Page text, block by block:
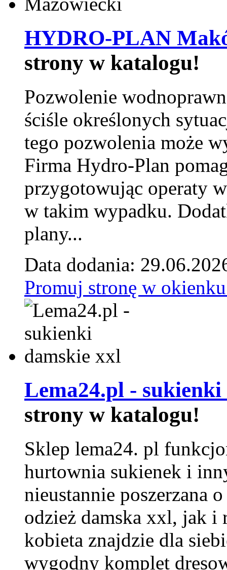
HYDRO-PLAN
strony w katalogu!
Pozwolenie
ściśle określonych
tego pozwolenia może
Firma Hydro-Plan
przygotowując operaty
w takim wypadku.
plany...
Data dodania:
Promuj stronę w
Lema24.pl -
strony w katalogu!
Sklep lema24. pl
hurtownia sukienek i
nieustannie poszerzana
odzież damska xxl, jak i
kobieta znajdzie dla
wygodny komplet